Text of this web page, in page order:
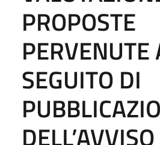
PROPOSTE
PERVENUTE
SEGUITO DI